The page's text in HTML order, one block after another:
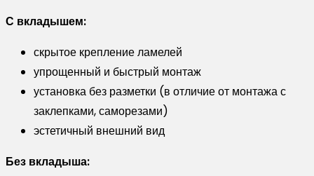
С вкладышем:
скрытое крепление ламелей
упрощенный и быстрый монтаж
установка без разметки (в отличие от монтажа с
заклепками, саморезами)
эстетичный внешний вид
Без вкладыша: